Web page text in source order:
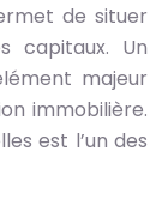
de situer
capitaux. Un
majeur
immobilière.
est l’un des